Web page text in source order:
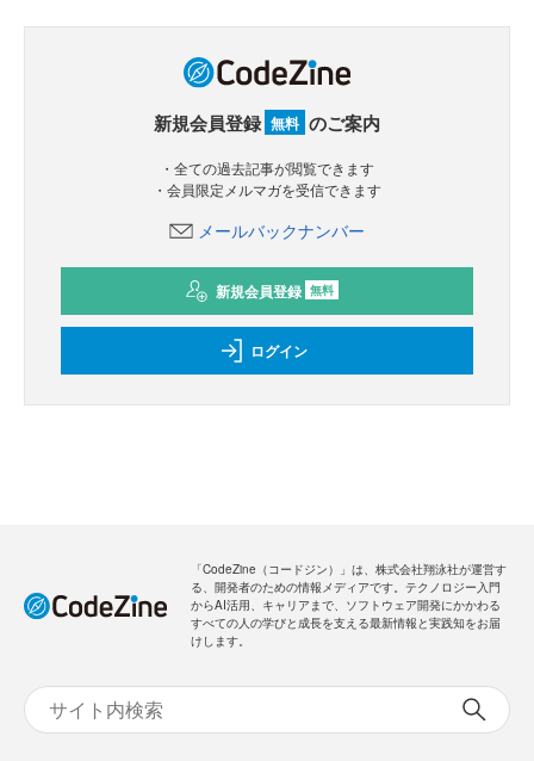
新規会員登録 無料 のご案内
・全ての過去記事が閲覧できます
・会員限定メルマガを受信できます
メールバックナンバー
新規会員登録 無料
ログイン
「CodeZine（コードジン）」は、株式会社翔泳社が運営す
る、開発者のための情報メディアです。テクノロジー入門
からAI活用、キャリアまで、ソフトウェア開発にかかわる
すべての人の学びと成長を支える最新情報と実践知をお届
けします。